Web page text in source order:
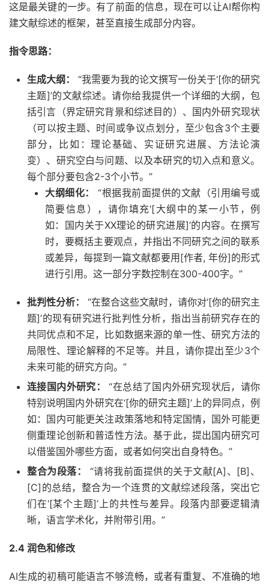
这是最关键的一步。有了前面的信息，现在可以让AI帮你构
建文献综述的框架，甚至直接生成部分内容。
指令思路：
生成大纲：
“我需要为我的论文撰写一份关于‘[你的研究
主题]’的文献综述。请你给我提供一个详细的大纲，包
括引言（界定研究背景和综述目的）、国内外研究现状
（可以按主题、时间或争议点划分，至少包含3个主要
部分，比如：理论基础、实证研究进展、方法论演
变）、研究空白与问题、以及本研究的切入点和意义。
每个部分要包含2-3个小节。”
大纲细化：
“根据我前面提供的文献（引用编号或
简要信息），请你填充‘[大纲中的某一小节，例
如：国内关于XX理论的研究进展]’的内容。在撰写
时，要概括主要观点，并指出不同研究之间的联系
或差异，每提到一篇文献都要用[作者, 年份]的形式
进行引用。这一部分字数控制在300-400字。”
批判性分析：
“在整合这些文献时，请你对‘[你的研究主
题]’的现有研究进行批判性分析，指出当前研究存在的
共同优点和不足，比如数据来源的单一性、研究方法的
局限性、理论解释的不足等。并且，请你提出至少3个
未来可能的研究方向。”
连接国内外研究：
“在总结了国内外研究现状后，请你
特别说明国内外研究在‘[你的研究主题]’上的异同点，例
如：国内可能更关注政策落地和特定国情，国外可能更
侧重理论创新和普适性方法。基于此，提出国内研究可
以借鉴国外哪些方面，或者如何突出自身特色。”
整合为段落：
“请将我前面提供的关于文献[A]、[B]、
[C]的总结，整合为一个连贯的文献综述段落，突出它
们在‘[某个主题]’上的共性与差异。段落内部要逻辑清
晰，语言学术化，并附带引用。”
2.4 润色和修改
AI生成的初稿可能语言不够流畅，或者有重复、不准确的地